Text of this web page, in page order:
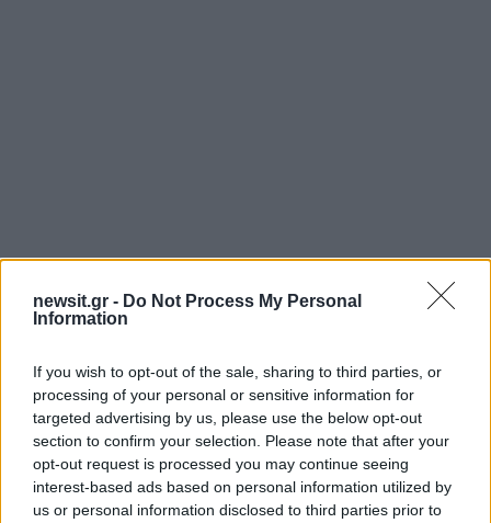
newsit.gr - Do Not Process My Personal
Information
If you wish to opt-out of the sale, sharing to third parties, or
processing of your personal or sensitive information for
targeted advertising by us, please use the below opt-out
section to confirm your selection. Please note that after your
opt-out request is processed you may continue seeing
interest-based ads based on personal information utilized by
us or personal information disclosed to third parties prior to
Αν τα χάσατε